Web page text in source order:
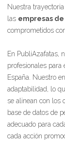
Nuestra
las empresas
comprometidos
En PubliAzafatas,
profesionales para
España. Nuestro
adaptabilidad, lo
se alinean con los
base de datos de
adecuado para
cada acción